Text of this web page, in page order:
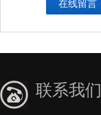
在线留言
联系我们